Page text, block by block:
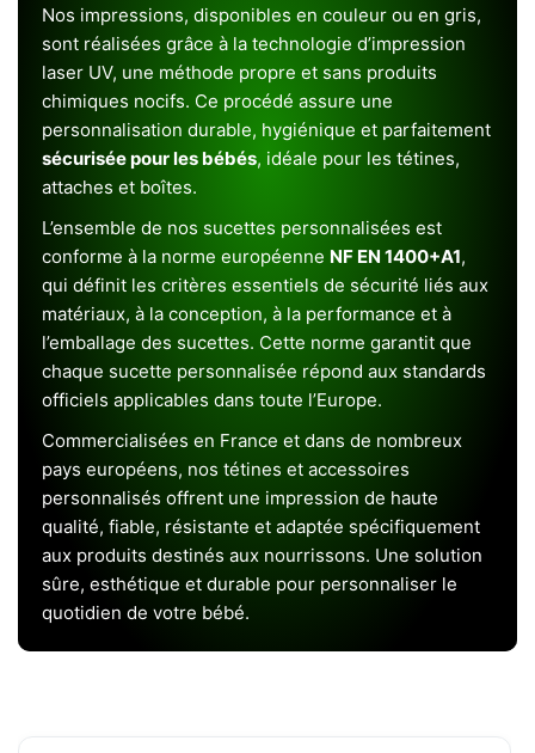
Nos impressions, disponibles en couleur ou en gris,
sont réalisées grâce à la technologie d’impression
laser UV, une méthode propre et sans produits
chimiques nocifs. Ce procédé assure une
personnalisation durable, hygiénique et parfaitement
sécurisée pour les bébés, idéale pour les tétines,
attaches et boîtes.
L’ensemble de nos sucettes personnalisées est
conforme à la norme européenne NF EN 1400+A1,
qui définit les critères essentiels de sécurité liés aux
matériaux, à la conception, à la performance et à
l’emballage des sucettes. Cette norme garantit que
chaque sucette personnalisée répond aux standards
officiels applicables dans toute l’Europe.
Commercialisées en France et dans de nombreux
pays européens, nos tétines et accessoires
personnalisés offrent une impression de haute
qualité, fiable, résistante et adaptée spécifiquement
aux produits destinés aux nourrissons. Une solution
sûre, esthétique et durable pour personnaliser le
quotidien de votre bébé.